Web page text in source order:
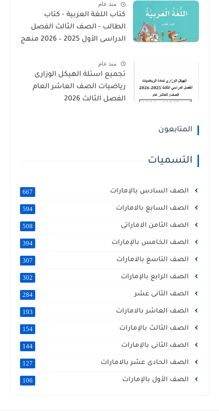
منذ عام
كتاب اللغة العربية - كتاب
الطالب - الصف الثالث الفصل
الدراسى الأول 2025 – 2026 منهج
منذ عام
تجميع اسئلة الهيكل الوزارى
رياضيات الصف العاشر العام
الفصل الثالث 2026
المتابعون
التسميات
الصف السادس بالإمارات
الصف السابع بالامارات
الصف الثامن الاماراتى
الصف الخامس بالإمارات
الصف التاسع بالامارات
الصف الرابع بالإمارات
الصف الثانى عشر
الصف العاشر بالامارات
الصف الثالث بالإمارات
الصف الثانى بالإمارات
الصف الحادى عشر بالامارات
الصف الأول بالإمارات